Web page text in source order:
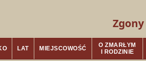
Zgony
LAT MIEJSCOWOŚĆ
O ZMARŁYM
I RODZINIE